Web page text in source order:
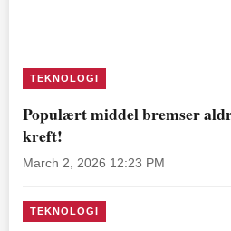
TEKNOLOGI
Populært middel bremser
kreft!
March 2, 2026 12:23 PM
TEKNOLOGI